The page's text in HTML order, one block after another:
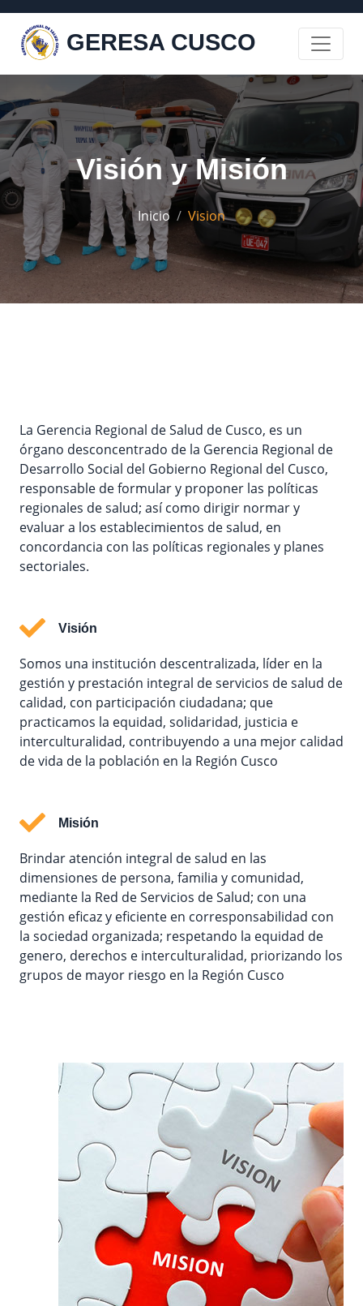
GERESA CUSCO
Visión y Misión
Inicio Vision
La Gerencia Regional de Salud de Cusco, es un
órgano desconcentrado de la Gerencia Regional de
Desarrollo Social del Gobierno Regional del Cusco,
responsable de formular y proponer las políticas
regionales de salud; así como dirigir normar y
evaluar a los establecimientos de salud, en
concordancia con las políticas regionales y planes
sectoriales.
Visión
Somos una institución descentralizada, líder en la
gestión y prestación integral de servicios de salud de
calidad, con participación ciudadana; que
practicamos la equidad, solidaridad, justicia e
interculturalidad, contribuyendo a una mejor calidad
de vida de la población en la Región Cusco
Misión
Brindar atención integral de salud en las
dimensiones de persona, familia y comunidad,
mediante la Red de Servicios de Salud; con una
gestión eficaz y eficiente en corresponsabilidad con
la sociedad organizada; respetando la equidad de
genero, derechos e interculturalidad, priorizando los
grupos de mayor riesgo en la Región Cusco